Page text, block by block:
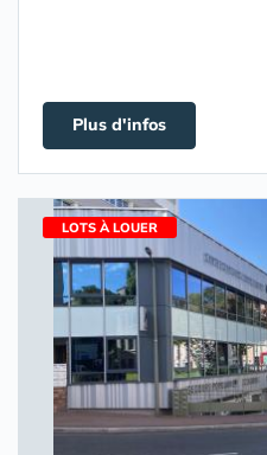
Plus d'infos
LOTS À LOUER